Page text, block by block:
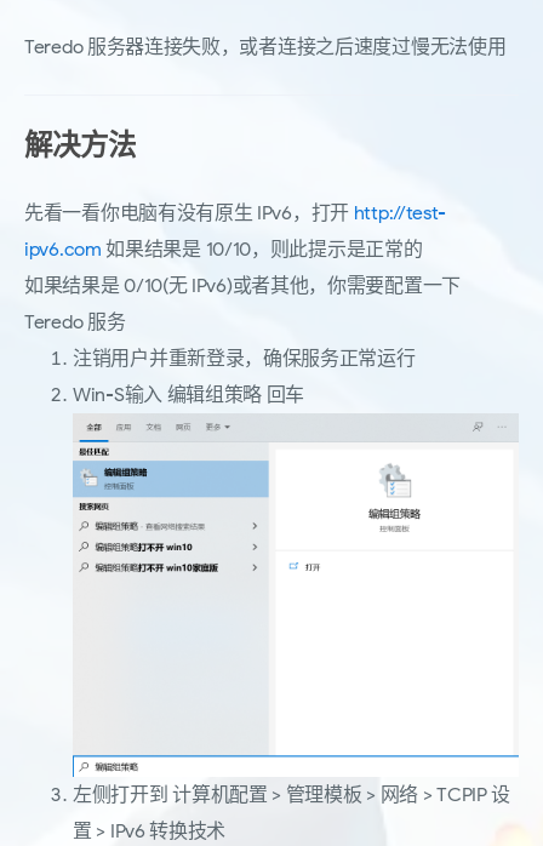
Teredo 服务器连接失败，或者连接之后速度过慢无法使用
解决方法
先看一看你电脑有没有原生 IPv6，打开 http://test-
ipv6.com 如果结果是 10/10，则此提示是正常的
如果结果是 0/10(无 IPv6)或者其他，你需要配置一下
Teredo 服务
注销用户并重新登录，确保服务正常运行
Win-S输入 编辑组策略 回车
左侧打开到 计算机配置 > 管理模板 > 网络 > TCPIP 设
置 > IPv6 转换技术